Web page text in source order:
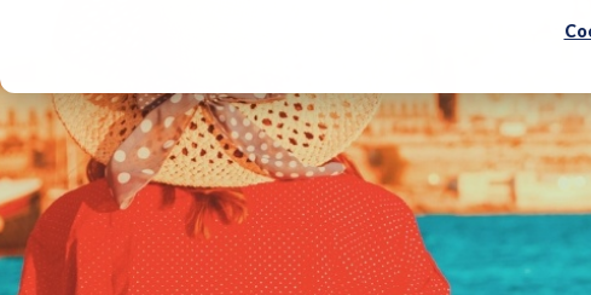
Finden Sie Jobs in Ihrer